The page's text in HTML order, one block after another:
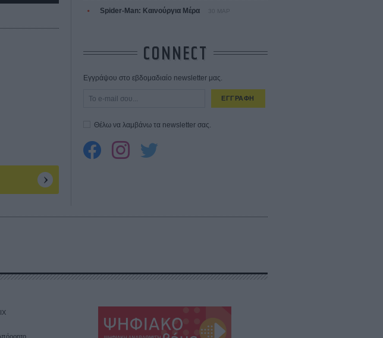
Spider-Man: Καινούργια Μέρα 30 ΜΑΡ
CONNECT
Εγγράψου στο εβδομαδιαίο newsletter μας.
ΕΓΓΡΑΦΗ
Θέλω να λαμβάνω τα newsletter σας.